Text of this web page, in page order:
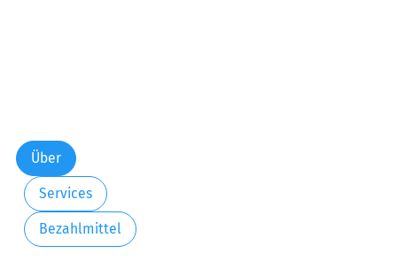
Über
Services
Bezahlmittel